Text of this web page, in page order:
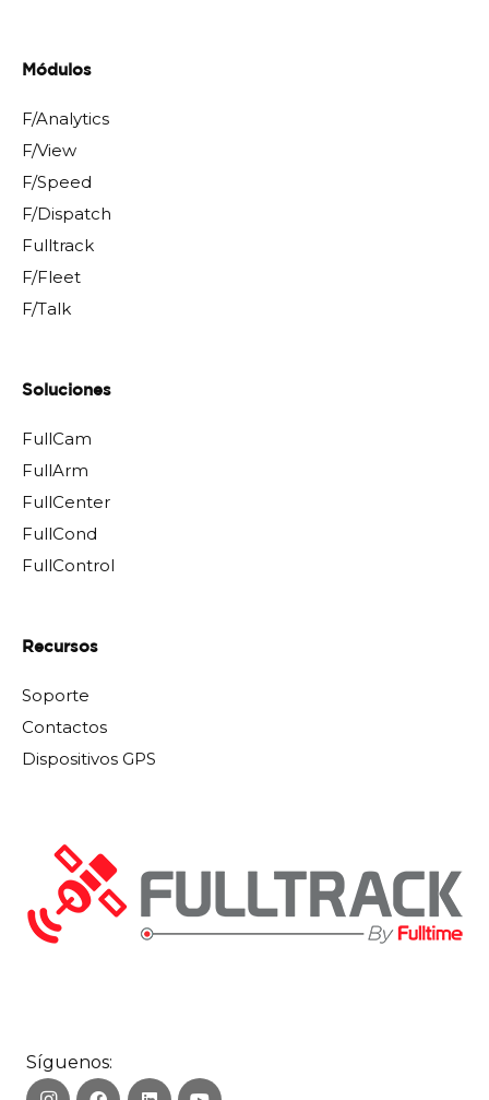
Módulos
F/Analytics
F/View
F/Speed
F/Dispatch
Fulltrack
F/Fleet
F/Talk
Soluciones
FullCam
FullArm
FullCenter
FullCond
FullControl
Recursos
Soporte
Contactos
Dispositivos GPS
Síguenos: